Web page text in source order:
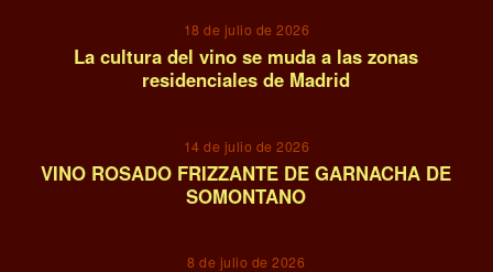
18 de julio de 2026
La cultura del vino se muda a las zonas
residenciales de Madrid
14 de julio de 2026
VINO ROSADO FRIZZANTE DE GARNACHA DE
SOMONTANO
8 de julio de 2026